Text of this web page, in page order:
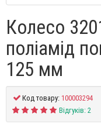
Колесо
поліамід
125 мм
Код товару:100003294
Відгуків: 2